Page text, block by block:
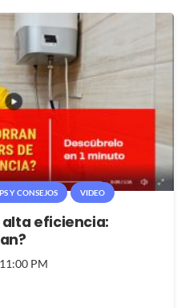
Y CONSEJOS VIDEO
alta eficiencia:
PM